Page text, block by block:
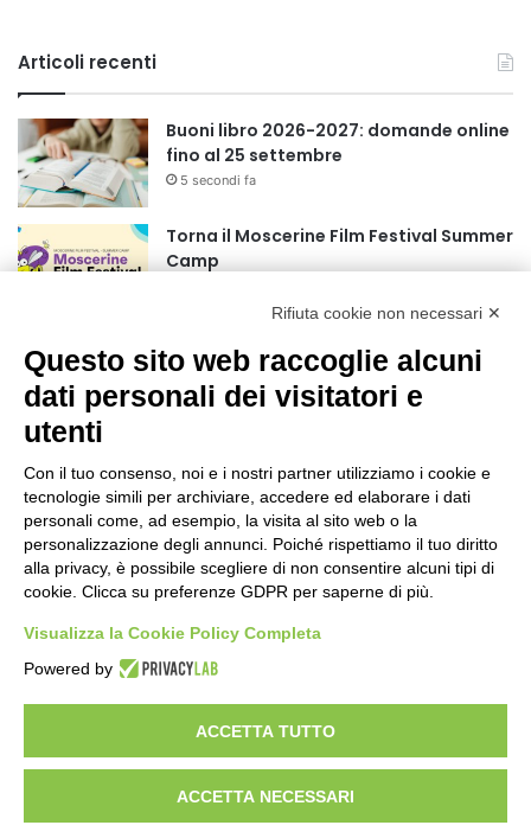
Articoli recenti
Buoni libro 2026-2027: domande online
fino al 25 settembre
5 secondi fa
Torna il Moscerine Film Festival Summer
Camp
edizione
2 ore fa
valanga verso le semifinali
19 ore fa
Stadio Olimpico, definito il piano
mobilità 2026-27
23 ore fa
Rapporto OsMed 2025 sull’uso dei
farmaci in Italia
1 giorno fa
Rifiuta cookie non necessari ✕
Questo sito web raccoglie alcuni
dati personali dei visitatori e
utenti
Con il tuo consenso, noi e i nostri partner utilizziamo i cookie e
tecnologie simili per archiviare, accedere ed elaborare i dati
personali come, ad esempio, la visita al sito web o la
personalizzazione degli annunci. Poiché rispettiamo il tuo diritto
alla privacy, è possibile scegliere di non consentire alcuni tipi di
cookie. Clicca su preferenze GDPR per saperne di più.
Visualizza la Cookie Policy Completa
Powered by
ACCETTA TUTTO
ACCETTA NECESSARI